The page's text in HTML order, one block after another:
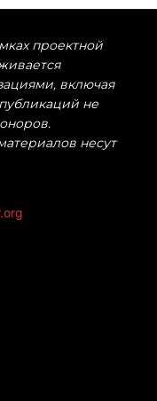
проектной
включая
не
несут